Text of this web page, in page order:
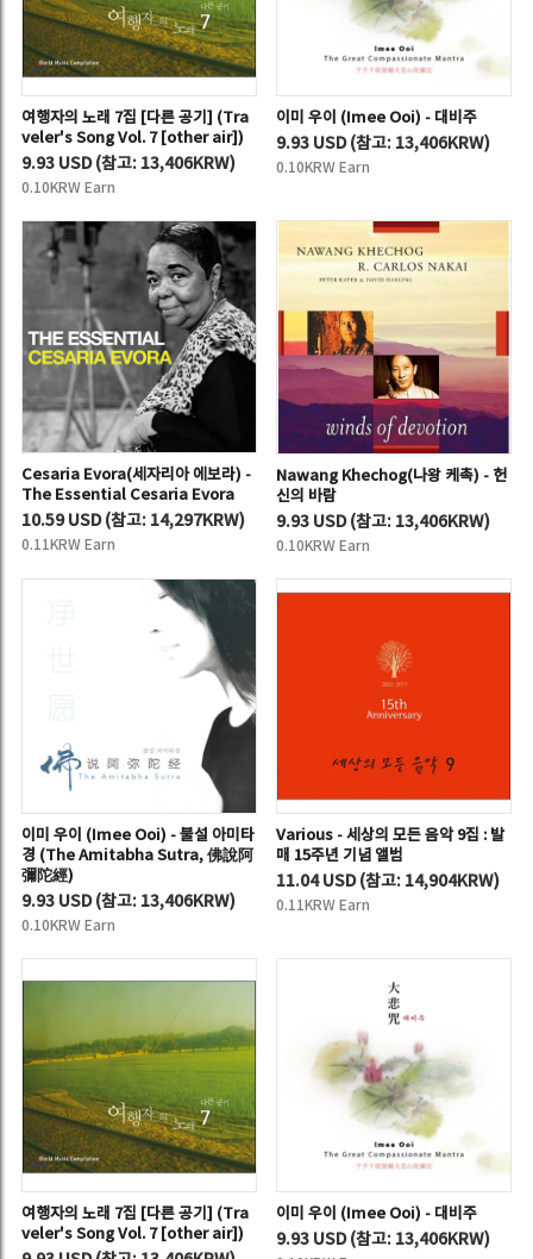
여행자의 노래 7집 [다른 공기] (Tra
veler's Song Vol. 7 [other air])
9.93 USD(참고: 13,406KRW)
0.10KRW Earn
이미 우이 (Imee Ooi) - 대비주
9.93 USD(참고: 13,406KRW)
0.10KRW Earn
Cesaria Evora(세자리아 에보라) -
The Essential Cesaria Evora
10.59 USD(참고: 14,297KRW)
0.11KRW Earn
Nawang Khechog(나왕 케촉) - 헌
신의 바람
9.93 USD(참고: 13,406KRW)
0.10KRW Earn
이미 우이 (Imee Ooi) - 불설 아미타
경 (The Amitabha Sutra, 佛說阿
彌陀經)
9.93 USD(참고: 13,406KRW)
0.10KRW Earn
Various - 세상의 모든 음악 9집 : 발
매 15주년 기념 앨범
11.04 USD(참고: 14,904KRW)
0.11KRW Earn
여행자의 노래 7집 [다른 공기] (Tra
veler's Song Vol. 7 [other air])
이미 우이 (Imee Ooi) - 대비주
9.93 USD(참고: 13,406KRW)